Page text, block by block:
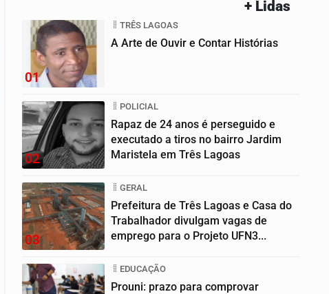
+ Lidas
01
TRÊS LAGOAS
A Arte de Ouvir e Contar Histórias
02
POLICIAL
Rapaz de 24 anos é perseguido e
executado a tiros no bairro Jardim
Maristela em Três Lagoas
03
GERAL
Prefeitura de Três Lagoas e Casa do
Trabalhador divulgam vagas de
emprego para o Projeto UFN3...
EDUCAÇÃO
Prouni: prazo para comprovar